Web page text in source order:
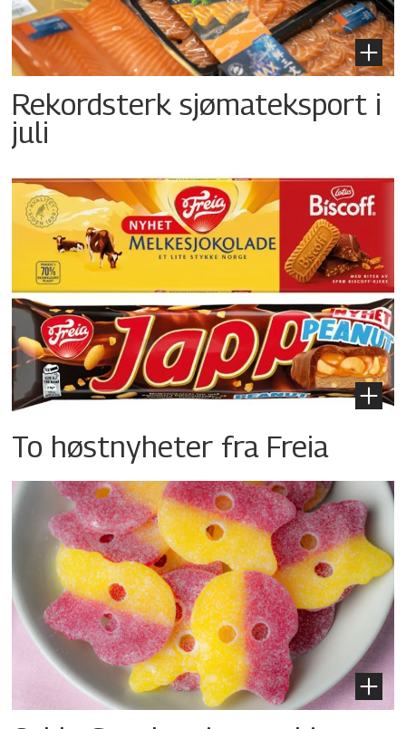
Rekordsterk sjømateksport i
juli
To høstnyheter fra Freia